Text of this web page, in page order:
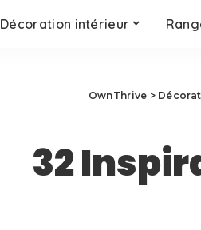
Décoration intérieur
OwnThrive >
32